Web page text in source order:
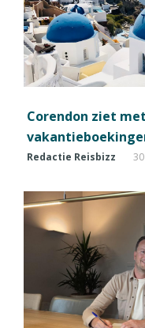
Corendon ziet
Redactie Reisbizz